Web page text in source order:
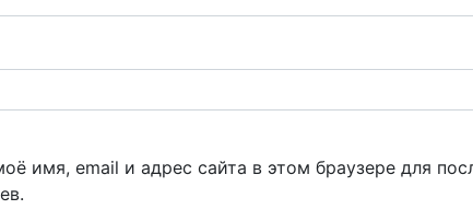
имя, email и адрес сайта в этом браузере для